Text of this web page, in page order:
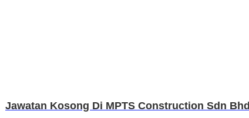
Jawatan Kosong Di MPTS Construction Sdn Bhd